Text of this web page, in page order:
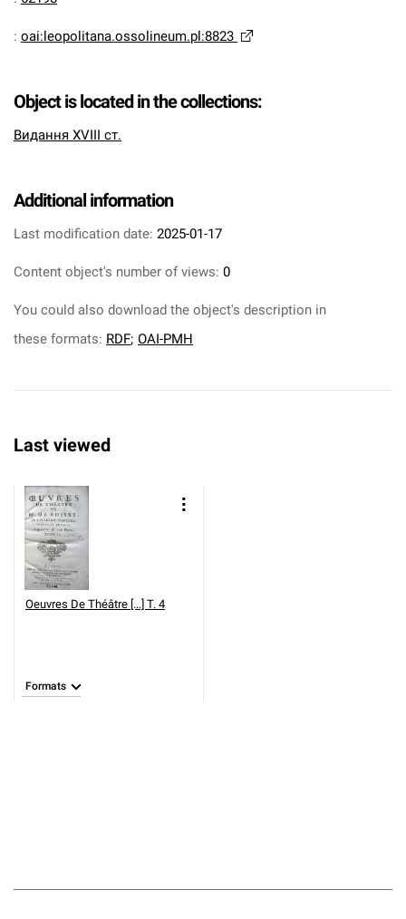
: oai:leopolitana.ossolineum.pl:8823
Object is located in the collections:
Видання XVIII ст.
Additional information
Last modification date: 2025-01-17
Content object's number of views: 0
You could also download the object's description in
these formats: RDF; OAI-PMH
Last viewed
Oeuvres De Théâtre [...] T. 4
Formats